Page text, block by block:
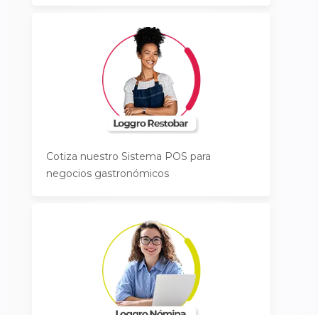
Cotiza nuestro Sistema POS para
negocios gastronómicos